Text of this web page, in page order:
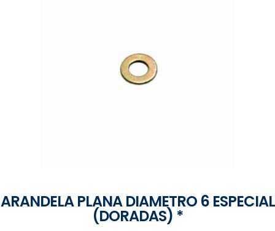
ARANDELA PLANA DIAMETRO 6 ESPECIAL
(DORADAS) *